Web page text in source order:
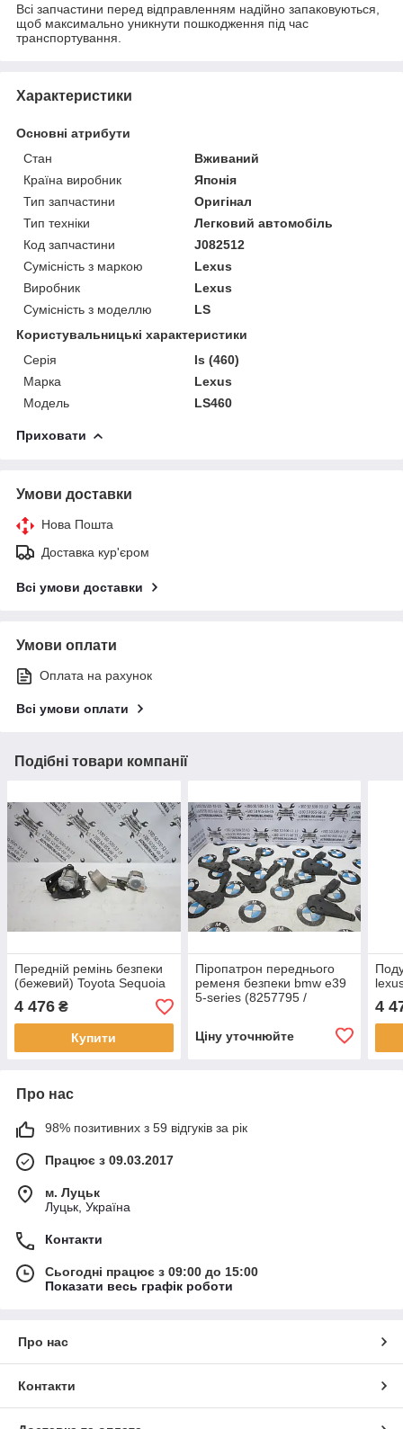
Всі запчастини перед відправленням надійно запаковуються,
щоб максимально уникнути пошкодження під час
транспортування.
Характеристики
Основні атрибути
Стан
Вживаний
Країна виробник
Японія
Тип запчастини
Оригінал
Тип техніки
Легковий автомобіль
Код запчастини
J082512
Сумісність з маркою
Lexus
Виробник
Lexus
Сумісність з моделлю
LS
Користувальницькі характеристики
Серія
ls (460)
Марка
Lexus
Модель
LS460
Приховати
Умови доставки
Нова Пошта
Доставка кур'єром
Всі умови доставки
Умови оплати
Оплата на рахунок
Всі умови оплати
Подібні товари компанії
Передній ремінь безпеки
(бежевий) Toyota Sequoia
4 476 ₴
Купити
Піропатрон переднього
ременя безпеки bmw e39
5-series (8257795 /
Ціну уточнюйте
4
Про нас
98% позитивних з 59 відгуків за рік
Працює з 09.03.2017
м. Луцьк
Луцьк, Україна
Контакти
Сьогодні працює з 09:00 до 15:00
Показати весь графік роботи
Про нас
Контакти